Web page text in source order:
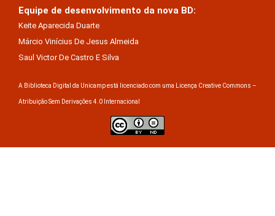
Equipe de desenvolvimento da nova BD:
Keite Aparecida Duarte
Márcio Vinícius De Jesus Almeida
Saul Victor De Castro E Silva
A Biblioteca Digital da Unicamp está licenciado com uma Licença Creative Commons –
Atribuição Sem Derivações 4.0 Internacional